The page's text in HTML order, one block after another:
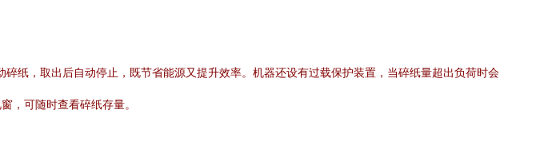
纸，取出后自动停止，既节省能源又提升效率。机器还设有过载保护装置，当碎纸量超出负荷时会
，可随时查看碎纸存量。